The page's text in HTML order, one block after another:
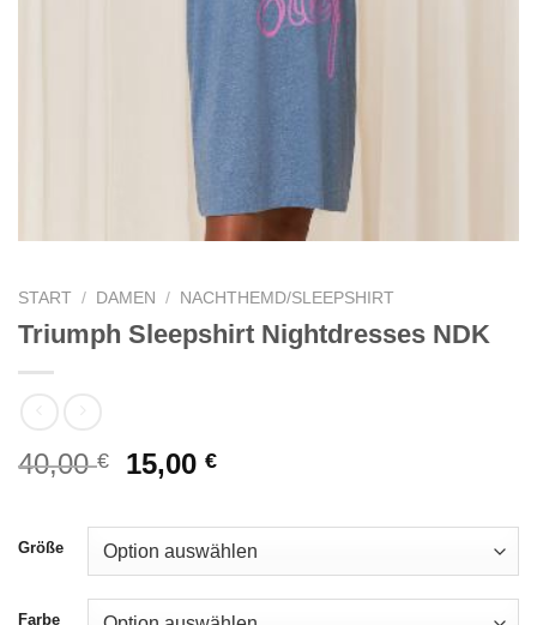
START / DAMEN / NACHTHEMD/SLEEPSHIRT
Triumph Sleepshirt Nightdresses NDK
40,00€
Ursprünglicher
war:
40,00 €
15,00€Aktueller
ist:
15,00 €.
Größe
Farbe